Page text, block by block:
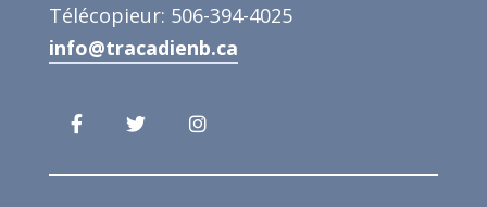
Télécopieur: 506-394-4025
info@tracadienb.ca